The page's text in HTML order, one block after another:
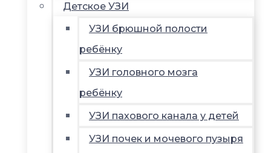
Детское УЗИ
УЗИ брюшной полости
ребёнку
УЗИ головного мозга
ребёнку
УЗИ пахового канала у детей
УЗИ почек и мочевого пузыря